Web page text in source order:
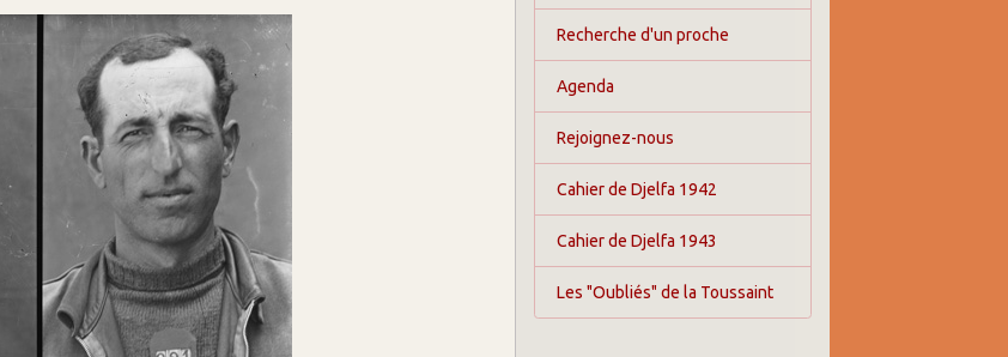
Recherche d'un proche
Agenda
Rejoignez-nous
Cahier de Djelfa 1942
Cahier de Djelfa 1943
Les "Oubliés" de la Toussaint